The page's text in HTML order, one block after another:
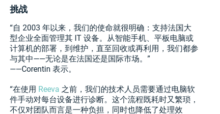
挑战
“自 2003 年以来，我们的使命就很明确：支持法国大
型企业全面管理其 IT 设备。从智能手机、平板电脑或
计算机的部署，到维护，直至回收或再利用，我们都参
与其中——无论是在法国还是国际市场。”
——Corentin 表示。
“在使用 Reeva 之前，我们的技术人员需要通过电脑软
件手动对每台设备进行诊断。这个流程既耗时又繁琐，
不仅对团队而言是一种负担，同时也降低了处理效